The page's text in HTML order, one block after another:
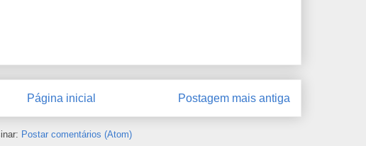
Postagem mais antiga
Página inicial
Postar comentários (Atom)